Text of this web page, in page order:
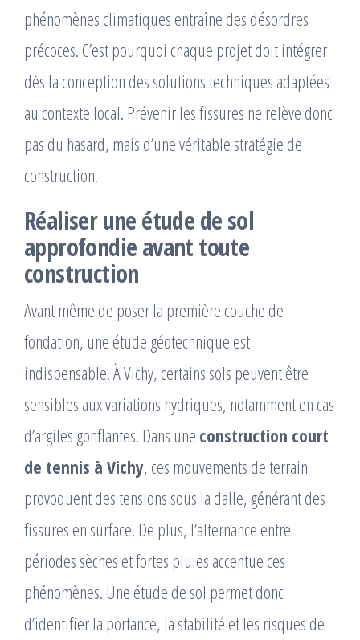
phénomènes climatiques entraîne des désordres
précoces. C’est pourquoi chaque projet doit intégrer
dès la conception des solutions techniques adaptées
au contexte local. Prévenir les fissures ne relève donc
pas du hasard, mais d’une véritable stratégie de
construction.
Réaliser une étude de sol
approfondie avant toute
construction
Avant même de poser la première couche de
fondation, une étude géotechnique est
indispensable. À Vichy, certains sols peuvent être
sensibles aux variations hydriques, notamment en cas
d’argiles gonflantes. Dans une construction court
de tennis à Vichy, ces mouvements de terrain
provoquent des tensions sous la dalle, générant des
fissures en surface. De plus, l’alternance entre
périodes sèches et fortes pluies accentue ces
phénomènes. Une étude de sol permet donc
d’identifier la portance, la stabilité et les risques de